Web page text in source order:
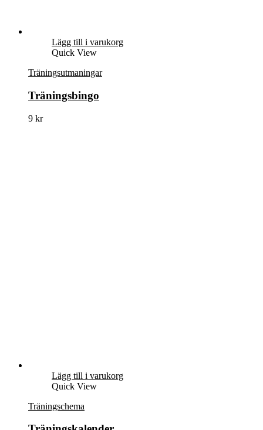
Lägg till i varukorg
Quick View
Träningsutmaningar
Träningsbingo
9 kr
Lägg till i varukorg
Quick View
Träningschema